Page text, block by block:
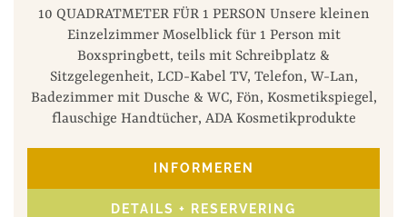
10 QUADRATMETER FÜR 1 PERSON Unsere kleinen
Einzelzimmer Moselblick für 1 Person mit
Boxspringbett, teils mit Schreibplatz &
Sitzgelegenheit, LCD-Kabel TV, Telefon, W-Lan,
Badezimmer mit Dusche & WC, Fön, Kosmetikspiegel,
flauschige Handtücher, ADA Kosmetikprodukte
INFORMEREN
DETAILS + RESERVERING